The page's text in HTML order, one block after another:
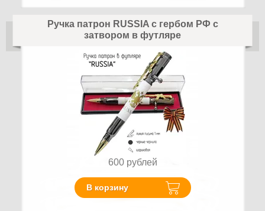
Ручка патрон RUSSIA с гербом РФ с
затвором в футляре
600 рублей
В корзину